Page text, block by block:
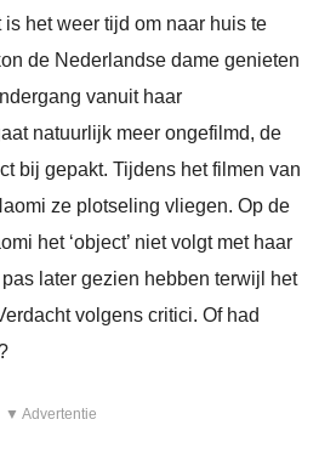
het weer tijd om naar huis te
de Nederlandse dame genieten
vanuit haar
natuurlijk meer ongefilmd, de
bij gepakt. Tijdens het filmen van
ze plotseling vliegen. Op de
het ‘object’ niet volgt met haar
later gezien hebben terwijl het
volgens critici. Of had
▼ Advertentie